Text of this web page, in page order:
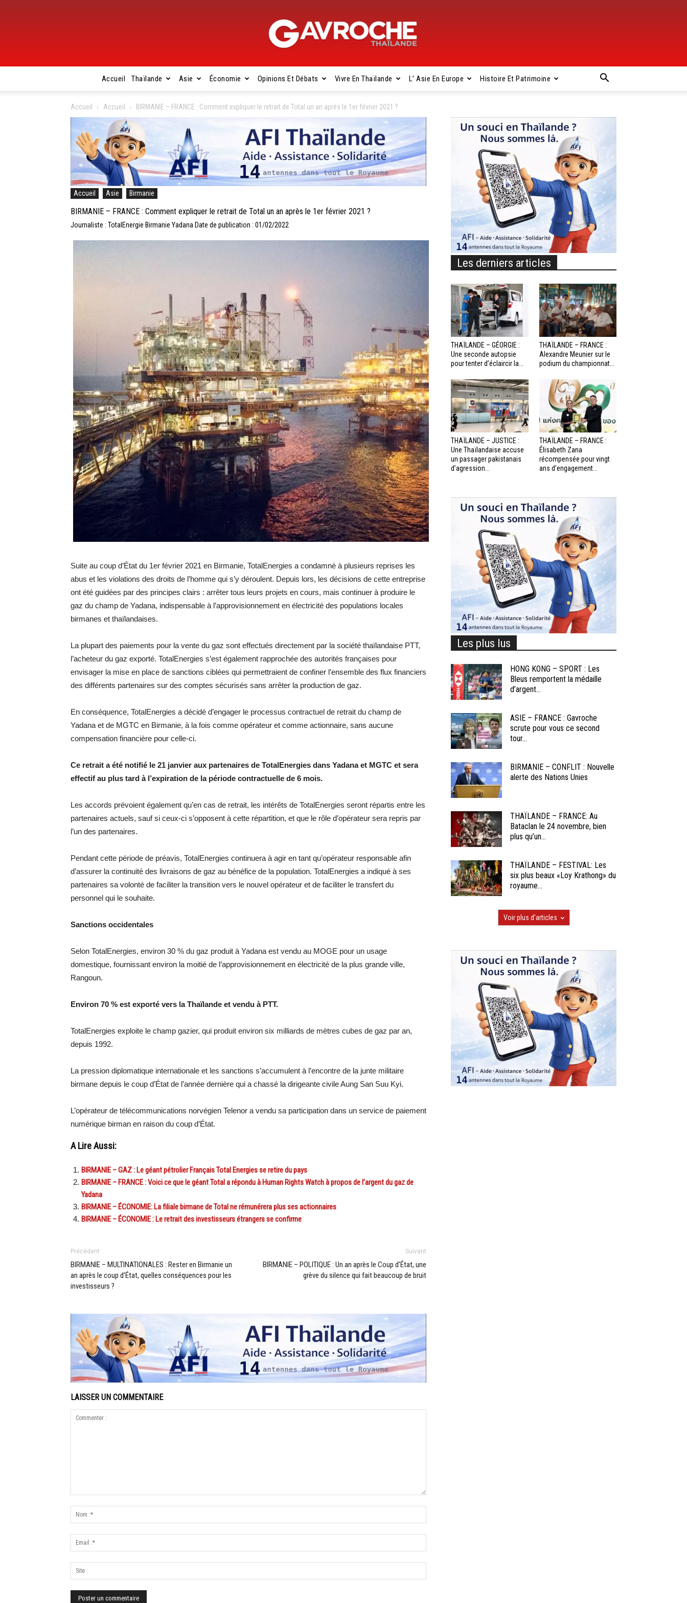
Gavroche
Thaïlande
Accueil Thaïlande Asie Économie Opinions Et Débats Vivre En Thaïlande L’ Asie En Europe Histoire Et Patrimoine
Accueil Accueil BIRMANIE – FRANCE : Comment expliquer le retrait de Total un an après le 1er février 2021 ?
Accueil Asie Birmanie
BIRMANIE – FRANCE : Comment expliquer le retrait de Total un an après le 1er février 2021 ?
Journaliste : TotalEnergie Birmanie Yadana Date de publication : 01/02/2022
Suite au coup d’État du 1er février 2021 en Birmanie, TotalEnergies a condamné à plusieurs reprises les
abus et les violations des droits de l’homme qui s’y déroulent. Depuis lors, les décisions de cette entreprise
ont été guidées par des principes clairs : arrêter tous leurs projets en cours, mais continuer à produire le
gaz du champ de Yadana, indispensable à l’approvisionnement en électricité des populations locales
birmanes et thaïlandaises.
La plupart des paiements pour la vente du gaz sont effectués directement par la société thaïlandaise PTT,
l’acheteur du gaz exporté. TotalEnergies s’est également rapprochée des autorités françaises pour
envisager la mise en place de sanctions ciblées qui permettraient de confiner l’ensemble des flux financiers
des différents partenaires sur des comptes sécurisés sans arrêter la production de gaz.
En conséquence, TotalEnergies a décidé d’engager le processus contractuel de retrait du champ de
Yadana et de MGTC en Birmanie, à la fois comme opérateur et comme actionnaire, sans aucune
compensation financière pour celle-ci.
Ce retrait a été notifié le 21 janvier aux partenaires de TotalEnergies dans Yadana et MGTC et sera
effectif au plus tard à l’expiration de la période contractuelle de 6 mois.
Les accords prévoient également qu’en cas de retrait, les intérêts de TotalEnergies seront répartis entre les
partenaires actuels, sauf si ceux-ci s’opposent à cette répartition, et que le rôle d’opérateur sera repris par
l’un des partenaires.
Pendant cette période de préavis, TotalEnergies continuera à agir en tant qu’opérateur responsable afin
d’assurer la continuité des livraisons de gaz au bénéfice de la population. TotalEnergies a indiqué à ses
partenaires sa volonté de faciliter la transition vers le nouvel opérateur et de faciliter le transfert du
personnel qui le souhaite.
Sanctions occidentales
Selon TotalEnergies, environ 30 % du gaz produit à Yadana est vendu au MOGE pour un usage
domestique, fournissant environ la moitié de l’approvisionnement en électricité de la plus grande ville,
Rangoun.
Environ 70 % est exporté vers la Thaïlande et vendu à PTT.
TotalEnergies exploite le champ gazier, qui produit environ six milliards de mètres cubes de gaz par an,
depuis 1992.
La pression diplomatique internationale et les sanctions s’accumulent à l’encontre de la junte militaire
birmane depuis le coup d’État de l’année dernière qui a chassé la dirigeante civile Aung San Suu Kyi.
L’opérateur de télécommunications norvégien Telenor a vendu sa participation dans un service de paiement
numérique birman en raison du coup d’État.
A Lire Aussi:
BIRMANIE – GAZ : Le géant pétrolier Français Total Energies se retire du pays
BIRMANIE – FRANCE : Voici ce que le géant Total a répondu à Human Rights Watch à propos de l’argent du gaz de
Yadana
BIRMANIE – ÉCONOMIE: La filiale birmane de Total ne rémunérera plus ses actionnaires
BIRMANIE – ÉCONOMIE : Le retrait des investisseurs étrangers se confirme
Précédent
BIRMANIE – MULTINATIONALES : Rester en Birmanie un
an après le coup d’État, quelles conséquences pour les
investisseurs ?
Suivant
BIRMANIE – POLITIQUE : Un an après le Coup d’État, une
grève du silence qui fait beaucoup de bruit
LAISSER UN COMMENTAIRE
Les derniers articles
THAÏLANDE – GÉORGIE :
Une seconde autopsie
pour tenter d’éclaircir la...
THAÏLANDE – FRANCE :
Alexandre Meunier sur le
podium du championnat...
THAÏLANDE – JUSTICE :
Une Thaïlandaise accuse
un passager pakistanais
d’agression...
THAÏLANDE – FRANCE :
Élisabeth Zana
récompensée pour vingt
ans d’engagement...
Les plus lus
HONG KONG – SPORT : Les
Bleus remportent la médaille
d’argent...
ASIE – FRANCE : Gavroche
scrute pour vous ce second
tour...
BIRMANIE – CONFLIT : Nouvelle
alerte des Nations Unies
THAÏLANDE – FRANCE: Au
Bataclan le 24 novembre, bien
plus qu’un...
THAÏLANDE – FESTIVAL: Les
six plus beaux «Loy Krathong» du
royaume...
Voir plus d'articles